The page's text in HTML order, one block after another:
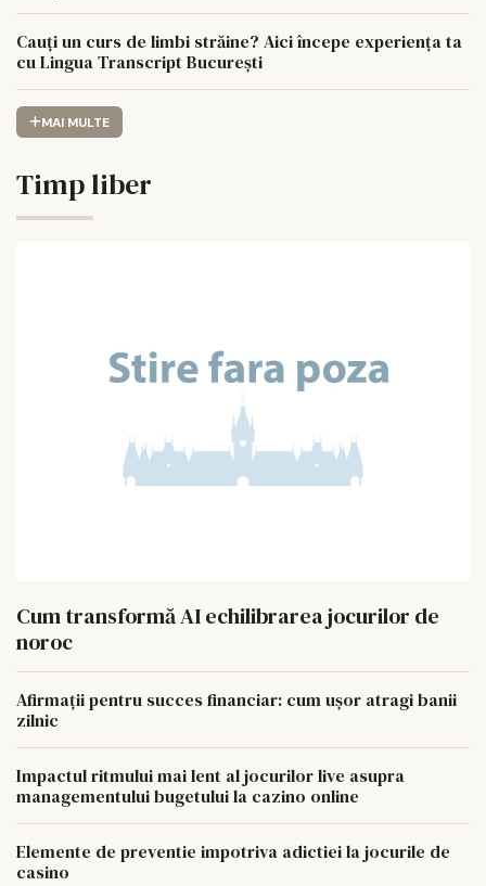
Cauți un curs de limbi străine? Aici începe experiența ta
cu Lingua Transcript București
MAI MULTE
Timp liber
Cum transformă AI echilibrarea jocurilor de
noroc
Afirmații pentru succes financiar: cum ușor atragi banii
zilnic
Impactul ritmului mai lent al jocurilor live asupra
managementului bugetului la cazino online
Elemente de preventie impotriva adictiei la jocurile de
casino